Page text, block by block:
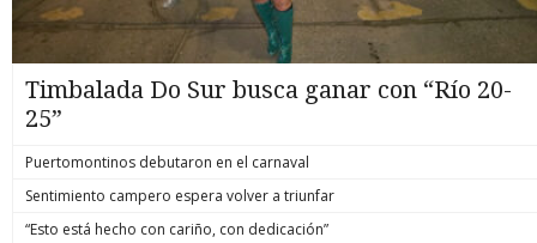
Timbalada Do Sur busca ganar con “Río 20-
25”
Puertomontinos debutaron en el carnaval
Sentimiento campero espera volver a triunfar
“Esto está hecho con cariño, con dedicación”